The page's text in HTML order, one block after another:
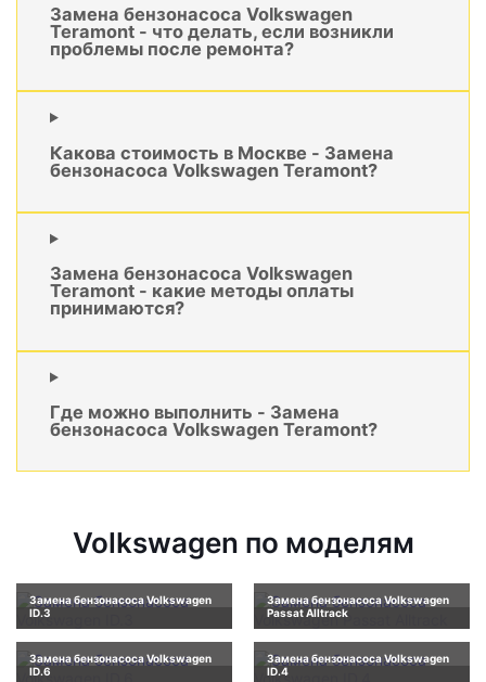
Замена бензонасоса Volkswagen
Teramont - что делать, если возникли
проблемы после ремонта?
Какова стоимость в Москве - Замена
бензонасоса Volkswagen Teramont?
Замена бензонасоса Volkswagen
Teramont - какие методы оплаты
принимаются?
Где можно выполнить - Замена
бензонасоса Volkswagen Teramont?
Volkswagen по моделям
Замена бензонасоса Volkswagen
ID.3
Замена бензонасоса Volkswagen
Passat Alltrack
Замена бензонасоса Volkswagen
ID.6
Замена бензонасоса Volkswagen
ID.4